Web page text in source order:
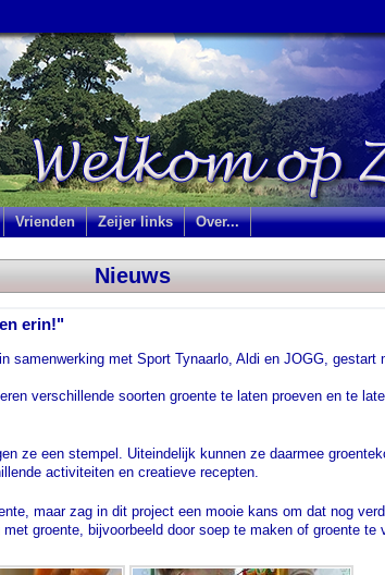
Vrienden Zeijer links Over...
Nieuws
erin!"
samenwerking met Sport Tynaarlo, Aldi en JOGG, gestart
verschillende soorten groente te laten proeven en te
ze een stempel. Uiteindelijk kunnen ze daarmee
activiteiten en creatieve recepten.
maar zag in dit project een mooie kans om dat nog
groente, bijvoorbeeld door soep te maken of groente te